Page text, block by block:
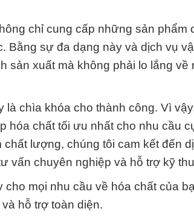
chỉ cung cấp những sản phẩm
Bằng sự đa dạng này và dịch vụ
sản xuất mà không phải lo lắng về
chìa khóa cho thành công. Vì
hóa chất tối ưu nhất cho nhu cầu
lượng, chúng tôi cam kết đến
vấn chuyên nghiệp và hỗ trợ kỹ
mọi nhu cầu về hóa chất của
hỗ trợ toàn diện.